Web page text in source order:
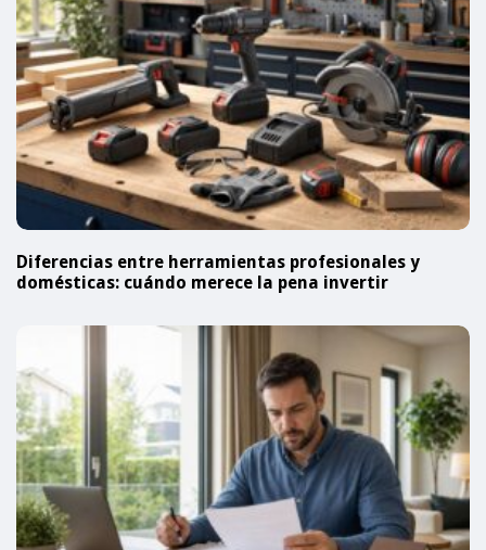
Diferencias entre herramientas profesionales y
domésticas: cuándo merece la pena invertir